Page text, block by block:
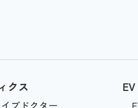
クス
ブドクター